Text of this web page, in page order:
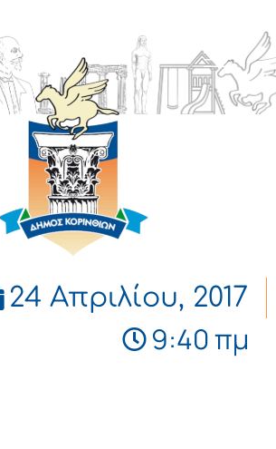
24 Απριλίου, 2017
9:40 πμ